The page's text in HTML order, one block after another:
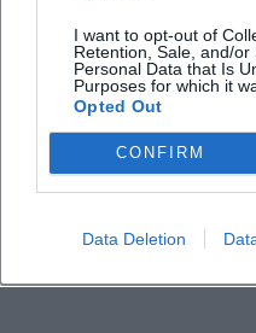
I want to opt-out of
Retention, Sale, and/or
Personal Data that Is
Purposes for which it
Opted Out
CONFIRM
Data Deletion
Welche Produkte
Kann ich mit Karte
Findet die
Ist der Zugang